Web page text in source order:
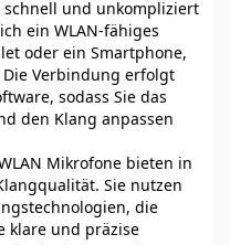
schnell und unkompliziert
ein WLAN-fähiges
oder ein Smartphone,
Verbindung erfolgt
sodass Sie das
den Klang anpassen
Mikrofone bieten in
Sie nutzen
die
klare und präzise